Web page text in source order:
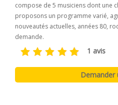
compose de 5 musiciens dont une
proposons un programme varié,
nouveautés actuelles, années 80,
demande.
1 avis